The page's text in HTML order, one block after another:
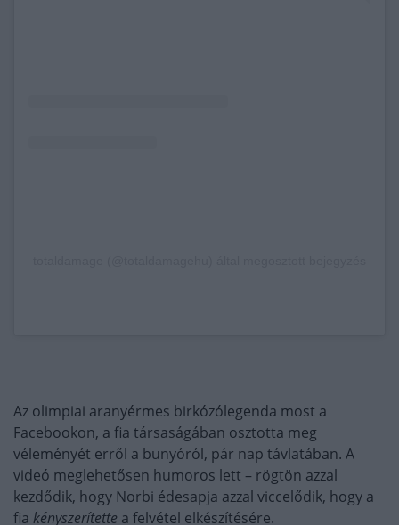
Az olimpiai aranyérmes birkózólegenda most a
Facebookon, a fia társaságában osztotta meg
véleményét erről a bunyóról, pár nap távlatában. A
videó meglehetősen humoros lett – rögtön azzal
kezdődik, hogy Norbi édesapja azzal viccelődik, hogy a
fia kényszerítette a felvétel elkészítésére.